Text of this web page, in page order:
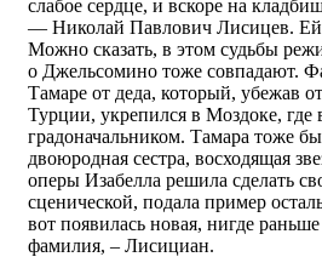
слабое сердце, и вскоре на
— Николай Павлович Лисицев. Ей
Можно сказать, в этом судьбы
о Джельсомино тоже совпадают.
Тамаре от деда, который, убежав
Турции, укрепился в Моздоке, где
градоначальником. Тамара тоже
двоюродная сестра, восходящая
оперы Изабелла решила сделать
сценической, подала пример
вот появилась новая, нигде
фамилия, – Лисициан.